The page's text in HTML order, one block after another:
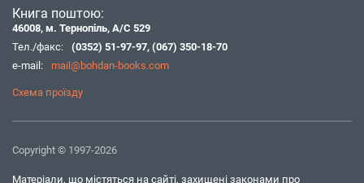
Книга поштою:
46008, м. Тернопіль, А/С 529
Тел./факс:
(0352) 51-97-97, (067) 350-18-70
e-mail:
mail@bohdan-books.com
Схема проїзду
Copyright © 1997-2026
Матеріали, що містяться на сайті, захищені законами про